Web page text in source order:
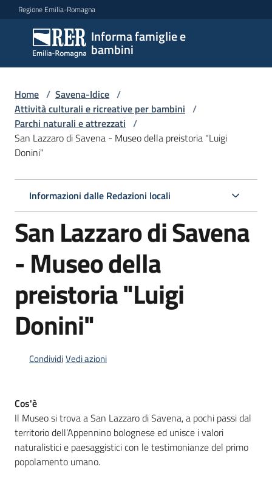
Vai al contenuto
Vai alla navigazione
Vai al footer
Regione Emilia-Romagna
Informa famiglie e
bambini
Informa
famiglie
e
bambini
Argomenti
Servizi
Centri
per
famiglie
Informazioni
locali
Newsletter
Home / Savena-Idice /
Attività culturali e ricreative per bambini /
Parchi naturali e attrezzati /
San Lazzaro di Savena - Museo della preistoria "Luigi
Donini"
Informazioni dalle Redazioni locali
San Lazzaro di Savena
- Museo della
preistoria "Luigi
Donini"
CondividiVedi azioni
Cos'è
Il Museo si trova a San Lazzaro di Savena, a pochi passi dal
territorio dell’Appennino bolognese ed unisce i valori
naturalistici e paesaggistici con le testimonianze del primo
popolamento umano.